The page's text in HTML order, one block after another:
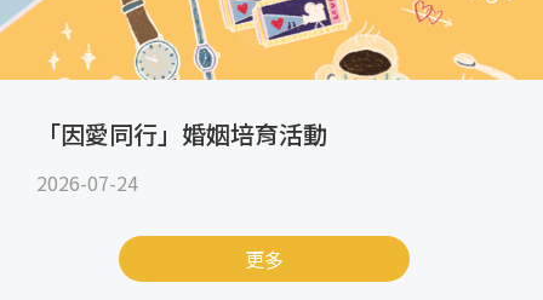
「因愛同行」婚姻培育活動
2026-07-24
更多